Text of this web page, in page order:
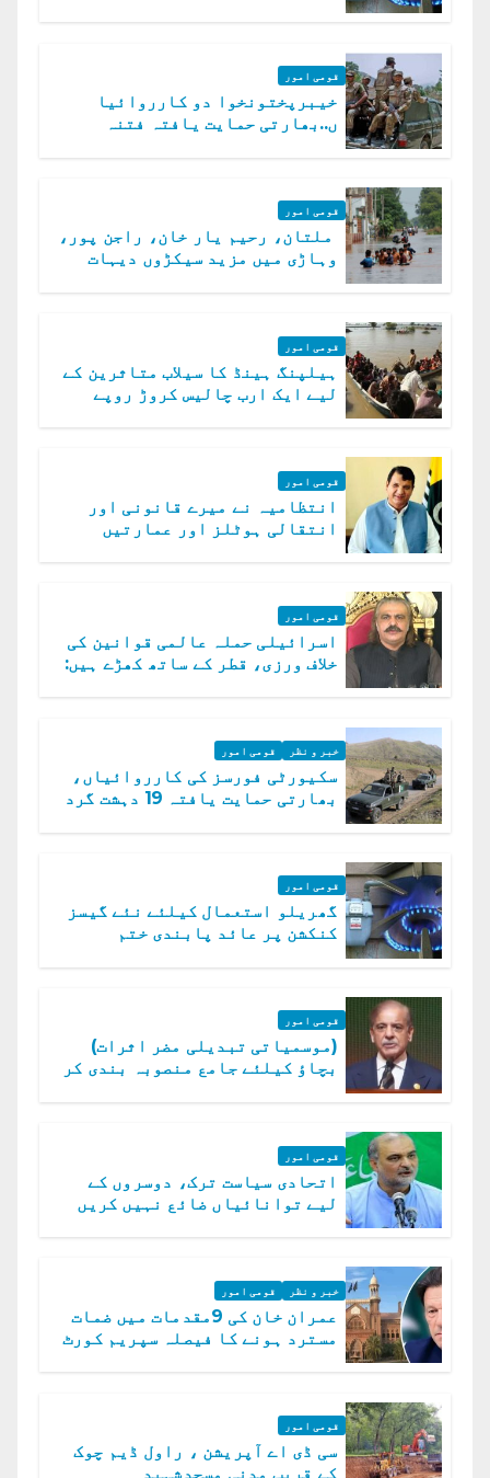
قومی امور
خیبرپختونخوا دو کارروائیا
ں..بھارتی حمایت یافتہ فتنہ
قومی امور
ملتان، رحیم یار خان، راجن پور،
وہاڑی میں مزید سیکڑوں دیہات
قومی امور
ہیلپنگ ہینڈ کا سیلاب متاثرین کے
لیے ایک ارب چالیس کروڑ روپے
قومی امور
انتظامیہ نے میرے قانونی اور
انتقالی ہوٹلز اور عمارتیں
قومی امور
اسرائیلی حملہ عالمی قوانین کی
خلاف ورزی، قطر کے ساتھ کھڑے ہیں:
خبر و نظر قومی امور
سکیورٹی فورسز کی کارروائیاں،
بھارتی حمایت یافتہ 19 دہشت گرد
قومی امور
گھریلو استعمال کیلئے نئے گیسز
کنکشن پر عائد پابندی ختم
قومی امور
(موسمیاتی تبدیلی مضر اثرات)
بچاؤ کیلئے جامع منصوبہ بندی کر
قومی امور
اتحادی سیاست ترک، دوسروں کے
لیے توانائیاں ضائع نہیں کریں
خبر و نظر قومی امور
عمران خان کی 9مقدمات میں ضمات
مسترد ہونے کا فیصلہ سپریم کورٹ
قومی امور
سی ڈی اے آپریشن ، راول ڈیم چوک
کے قریب مدنی مسجدشہید